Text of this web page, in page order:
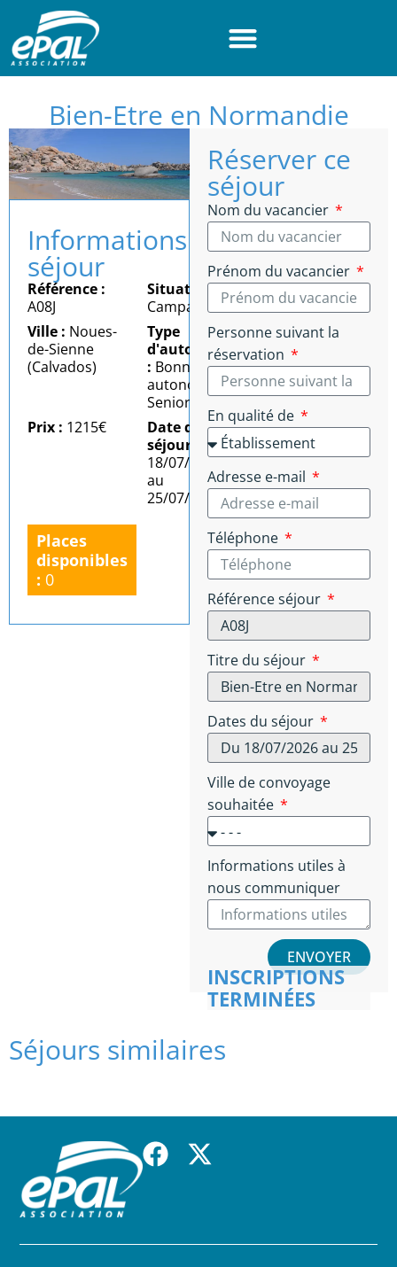
Bien-Etre en Normandie
Informations
séjour
Référence :
A08J
Situation :
Campagne
Ville : Noues-
de-Sienne
(Calvados)
Type
d'autonomie
: Bonne
autonomie
Senior
Prix : 1215€
Date du
séjour :
Du
18/07/2026
au
25/07/2026
Places
disponibles
: 0
Réserver ce
séjour
Nom du vacancier
Prénom du vacancier
Personne suivant la
réservation
En qualité de
Adresse e-mail
Téléphone
Référence séjour
Titre du séjour
Dates du séjour
Ville de convoyage
souhaitée
Informations utiles à
nous communiquer
ENVOYER
INSCRIPTIONS
TERMINÉES
Séjours similaires
Panneau de gestion des cookies